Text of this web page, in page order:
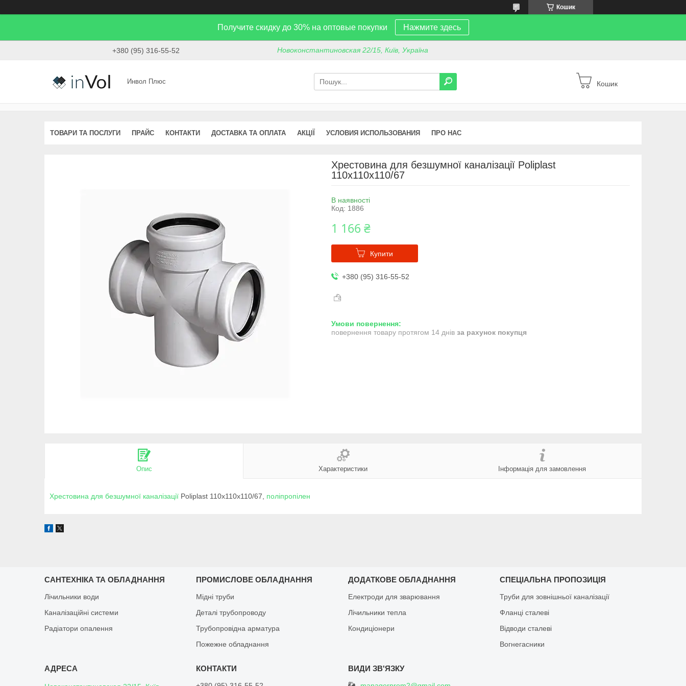
Кошик
Получите скидку до 30% на оптовые покупки Нажмите здесь
+380 (95) 316-55-52 Новоконстантиновская 22/15, Київ, Україна
Инвол Плюс Кошик
ТОВАРИ ТА ПОСЛУГИ ПРАЙС КОНТАКТИ ДОСТАВКА ТА ОПЛАТА АКЦІЇ УСЛОВИЯ ИСПОЛЬЗОВАНИЯ ПРО НАС
Хрестовина для безшумної каналізації Poliplast
110х110х110/67
В наявності
Код: 1886
1 166 ₴
Купити
+380 (95) 316-55-52
повернення товару протягом 14 днів за рахунок покупця
Опис Характеристики Інформація для замовлення
Хрестовина для безшумної каналізації Poliplast 110х110х110/67, поліпропілен
САНТЕХНІКА ТА ОБЛАДНАННЯ
Лічильники води
Каналізаційні системи
Радіатори опалення
ПРОМИСЛОВЕ ОБЛАДНАННЯ
Мідні труби
Деталі трубопроводу
Трубопровідна арматура
Пожежне обладнання
ДОДАТКОВЕ ОБЛАДНАННЯ
Електроди для зварювання
Лічильники тепла
Кондиціонери
СПЕЦІАЛЬНА ПРОПОЗИЦІЯ
Труби для зовнішньої каналізації
Фланці сталеві
Відводи сталеві
Вогнегасники